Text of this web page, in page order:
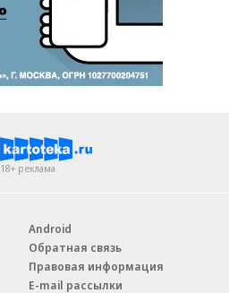
18+ реклама
Android
Обратная связь
Правовая информация
E-mail рассылки